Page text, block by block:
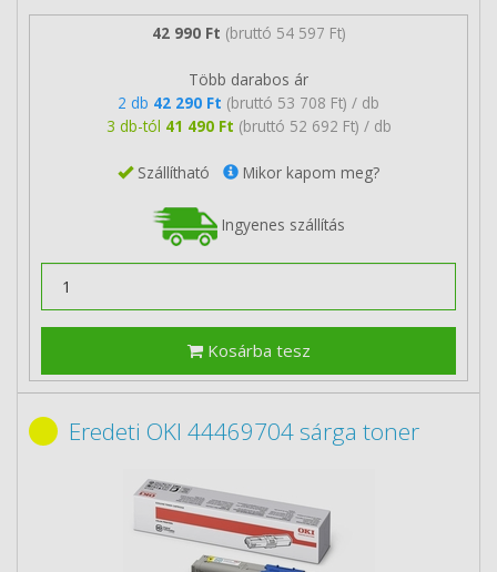
42 990 Ft (bruttó 54 597 Ft)
Több darabos ár
2 db 42 290 Ft (bruttó 53 708 Ft) / db
3 db-tól 41 490 Ft (bruttó 52 692 Ft) / db
Szállítható Mikor kapom meg?
Ingyenes szállítás
Kosárba tesz
Eredeti OKI 44469704 sárga toner